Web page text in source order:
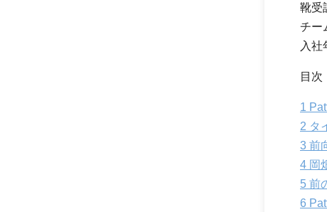
靴受
チー
入社
目次
1
2 タ
3 前
4 岡
5 前
6